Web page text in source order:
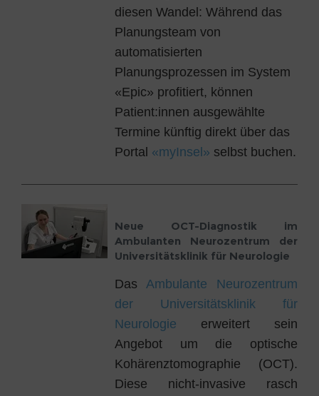
diesen Wandel: Während das
Planungsteam von
automatisierten
Planungsprozessen im System
«Epic» profitiert, können
Patient:innen ausgewählte
Termine künftig direkt über das
Portal «myInsel» selbst buchen.
Neue OCT-Diagnostik im
Ambulanten Neurozentrum der
Universitätsklinik für Neurologie
DasAmbulante Neurozentrum
der Universitätsklinik für
Neurologie erweitert sein
Angebot um die optische
Kohärenztomographie (OCT).
Diese nicht-invasive rasch